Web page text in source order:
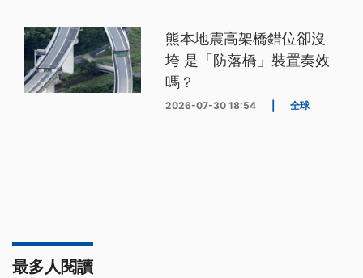
熊本地震高架橋錯位卻沒
垮 是「防落橋」裝置奏效
嗎？
2026-07-30 18:54 全球
最多人閱讀